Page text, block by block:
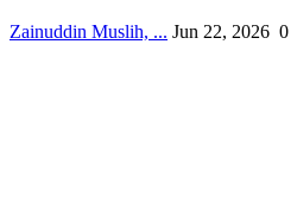
Zainuddin Muslih, ... Jun 22, 2026 0